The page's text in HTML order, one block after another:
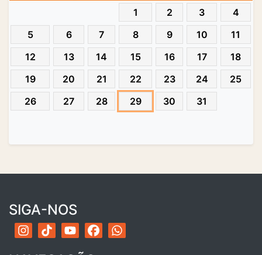
1
2 3
4
5
6 7 8 9 10
11
12
13 14 15 16 17
18
19
20 21 22 23 24
25
26
27 28 29 30 31
SIGA-NOS